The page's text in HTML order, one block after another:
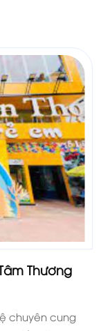
Thương
chuyên cung